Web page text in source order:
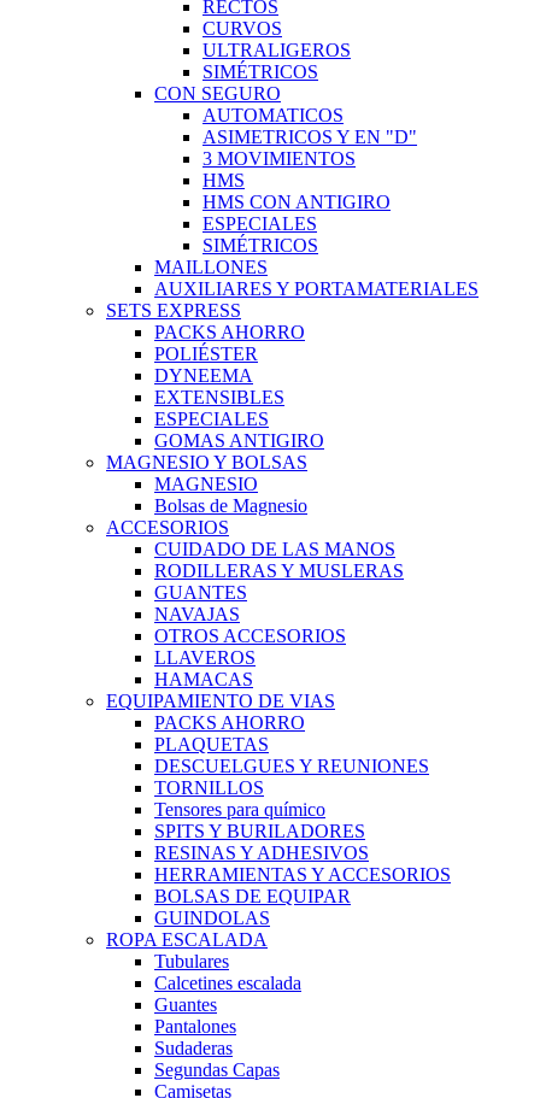
RECTOS
CURVOS
ULTRALIGEROS
SIMÉTRICOS
CON SEGURO
AUTOMATICOS
ASIMETRICOS Y EN "D"
3 MOVIMIENTOS
HMS
HMS CON ANTIGIRO
ESPECIALES
SIMÉTRICOS
MAILLONES
AUXILIARES Y PORTAMATERIALES
SETS EXPRESS
PACKS AHORRO
POLIÉSTER
DYNEEMA
EXTENSIBLES
ESPECIALES
GOMAS ANTIGIRO
MAGNESIO Y BOLSAS
MAGNESIO
Bolsas de Magnesio
ACCESORIOS
CUIDADO DE LAS MANOS
RODILLERAS Y MUSLERAS
GUANTES
NAVAJAS
OTROS ACCESORIOS
LLAVEROS
HAMACAS
EQUIPAMIENTO DE VIAS
PACKS AHORRO
PLAQUETAS
DESCUELGUES Y REUNIONES
TORNILLOS
Tensores para químico
SPITS Y BURILADORES
RESINAS Y ADHESIVOS
HERRAMIENTAS Y ACCESORIOS
BOLSAS DE EQUIPAR
GUINDOLAS
ROPA ESCALADA
Tubulares
Calcetines escalada
Guantes
Pantalones
Sudaderas
Segundas Capas
Camisetas